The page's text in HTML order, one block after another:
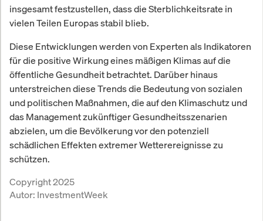
insgesamt festzustellen, dass die Sterblichkeitsrate in
vielen Teilen Europas stabil blieb.
Diese Entwicklungen werden von Experten als Indikatoren
für die positive Wirkung eines mäßigen Klimas auf die
öffentliche Gesundheit betrachtet. Darüber hinaus
unterstreichen diese Trends die Bedeutung von sozialen
und politischen Maßnahmen, die auf den Klimaschutz und
das Management zukünftiger Gesundheitsszenarien
abzielen, um die Bevölkerung vor den potenziell
schädlichen Effekten extremer Wetterereignisse zu
schützen.
Copyright 2025
Autor: InvestmentWeek